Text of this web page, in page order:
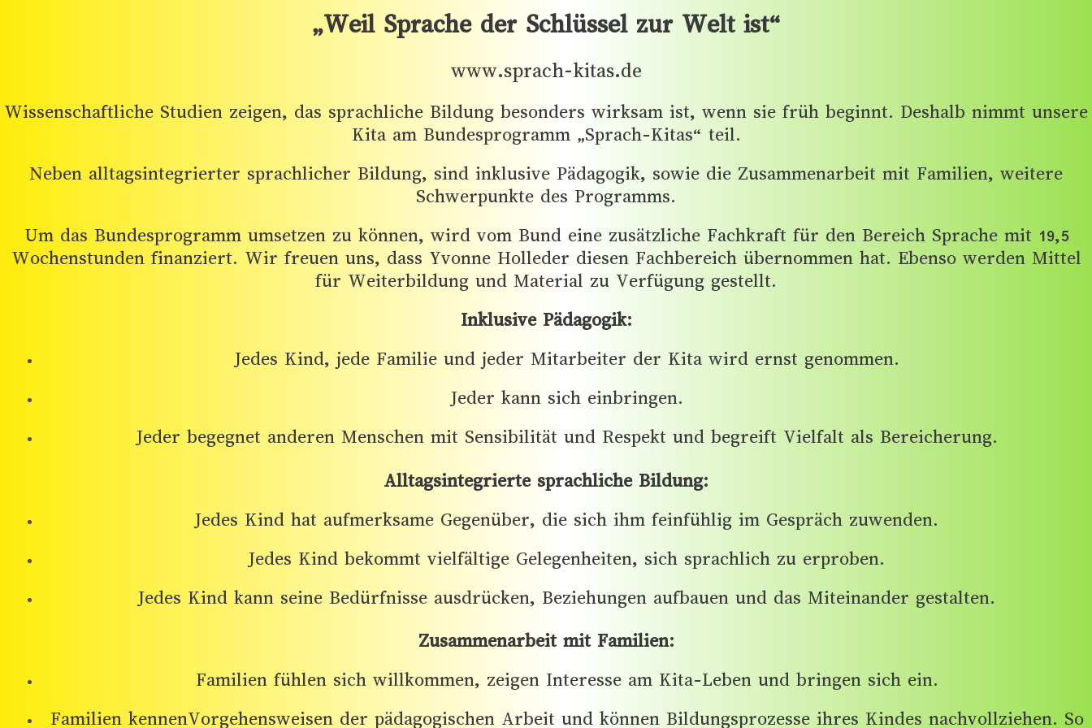
„Weil Sprache der Schlüssel zur Welt ist“
www.sprach-kitas.de
Wissenschaftliche Studien zeigen, das sprachliche Bildung besonders wirksam ist, wenn sie früh beginnt. Deshalb nimmt unsere
Kita am Bundesprogramm „Sprach-Kitas“ teil.
Neben alltagsintegrierter sprachlicher Bildung, sind inklusive Pädagogik, sowie die Zusammenarbeit mit Familien, weitere
Schwerpunkte des Programms.
Um das Bundesprogramm umsetzen zu können, wird vom Bund eine zusätzliche Fachkraft für den Bereich Sprache mit 19,5
Wochenstunden finanziert. Wir freuen uns, dass Yvonne Holleder diesen Fachbereich übernommen hat. Ebenso werden Mittel
für Weiterbildung und Material zu Verfügung gestellt.
Inklusive Pädagogik:
Jedes Kind, jede Familie und jeder Mitarbeiter der Kita wird ernst genommen.
Jeder kann sich einbringen.
Jeder begegnet anderen Menschen mit Sensibilität und Respekt und begreift Vielfalt als Bereicherung.
Alltagsintegrierte sprachliche Bildung:
Jedes Kind hat aufmerksame Gegenüber, die sich ihm feinfühlig im Gespräch zuwenden.
Jedes Kind bekommt vielfältige Gelegenheiten, sich sprachlich zu erproben.
Jedes Kind kann seine Bedürfnisse ausdrücken, Beziehungen aufbauen und das Miteinander gestalten.
Zusammenarbeit mit Familien:
Familien fühlen sich willkommen, zeigen Interesse am Kita-Leben und bringen sich ein.
Familien kennenVorgehensweisen der pädagogischen Arbeit und können Bildungsprozesse ihres Kindes nachvollziehen. So